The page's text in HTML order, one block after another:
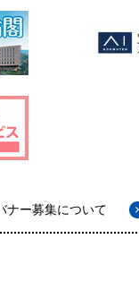
ナー募集について